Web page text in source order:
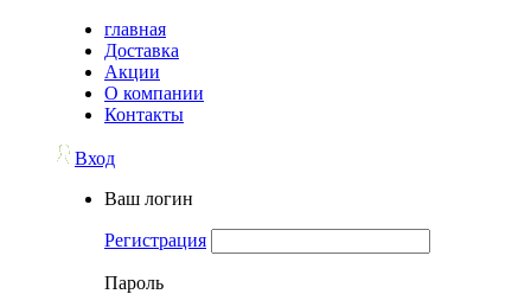
главная
Доставка
Акции
О компании
Контакты
Вход
Ваш логин
Регистрация
Пароль